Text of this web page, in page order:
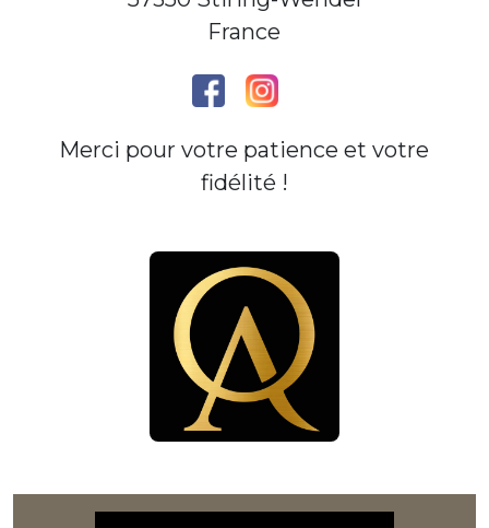
France
Merci pour votre patience et votre
fidélité !